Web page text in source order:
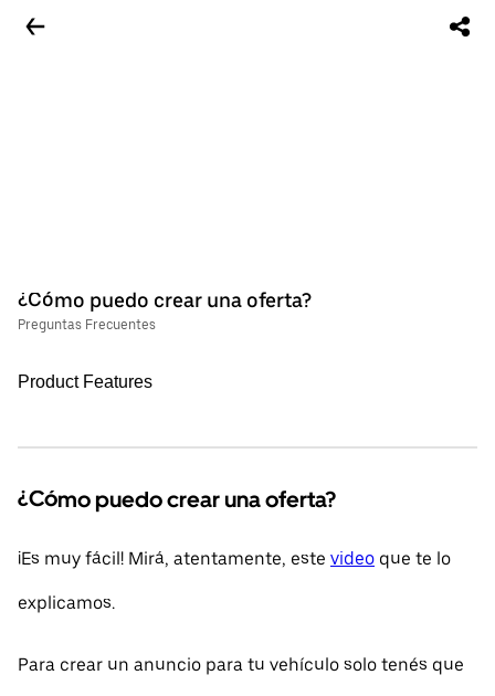
¿Cómo puedo crear una oferta?
Preguntas Frecuentes
Product Features
¿Cómo puedo crear una oferta?
¡Es muy fácil! Mirá, atentamente, este video que te lo
explicamos.
Para crear un anuncio para tu vehículo solo tenés que